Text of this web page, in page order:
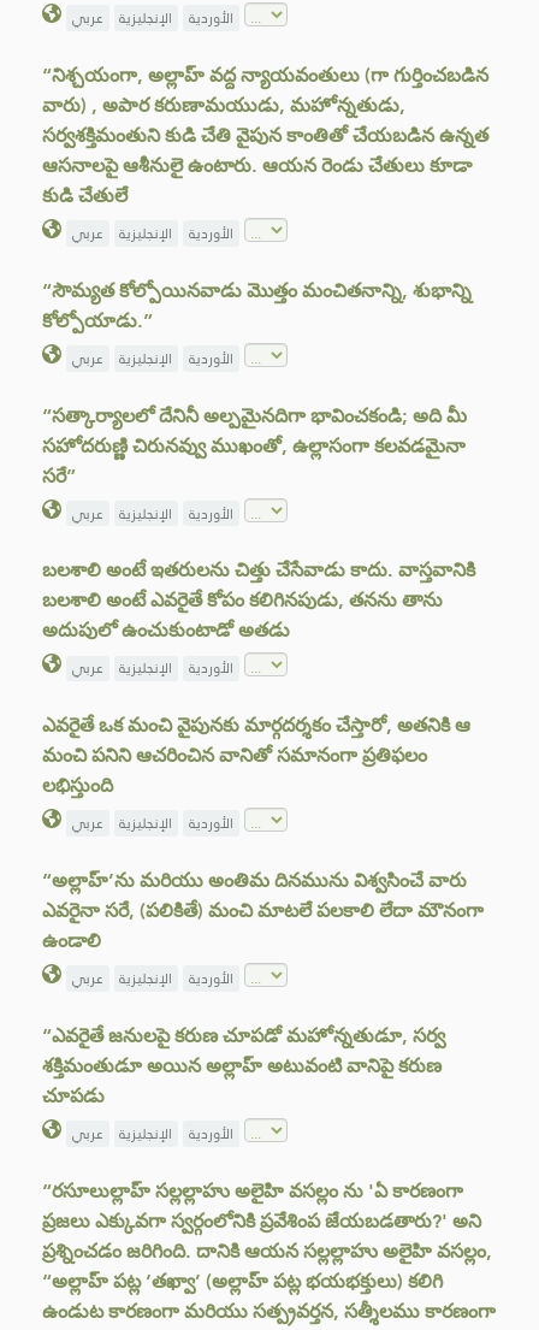
عربي الإنجليزية الأوردية
“నిశ్చయంగా, అల్లాహ్ వద్ద న్యాయవంతులు (గా గుర్తించబడిన
వారు) , అపార కరుణామయుడు, మహోన్నతుడు,
సర్వశక్తిమంతుని కుడి చేతి వైపున కాంతితో చేయబడిన ఉన్నత
ఆసనాలపై ఆశీనులై ఉంటారు. ఆయన రెండు చేతులు కూడా
కుడి చేతులే
عربي الإنجليزية الأوردية
“సౌమ్యత కోల్పోయినవాడు మొత్తం మంచితనాన్ని, శుభాన్ని
కోల్పోయాడు.”
عربي الإنجليزية الأوردية
“సత్కార్యాలలో దేనినీ అల్పమైనదిగా భావించకండి; అది మీ
సహోదరుణ్ణి చిరునవ్వు ముఖంతో, ఉల్లాసంగా కలవడమైనా
సరే”
عربي الإنجليزية الأوردية
బలశాలి అంటే ఇతరులను చిత్తు చేసేవాడు కాదు. వాస్తవానికి
బలశాలి అంటే ఎవరైతే కోపం కలిగినపుడు, తనను తాను
అదుపులో ఉంచుకుంటాడో అతడు
عربي الإنجليزية الأوردية
ఎవరైతే ఒక మంచి వైపునకు మార్గదర్శకం చేస్తారో, అతనికి ఆ
మంచి పనిని ఆచరించిన వానితో సమానంగా ప్రతిఫలం
లభిస్తుంది
عربي الإنجليزية الأوردية
“అల్లాహ్’ను మరియు అంతిమ దినమును విశ్వసించే వారు
ఎవరైనా సరే, (పలికితే) మంచి మాటలే పలకాలి లేదా మౌనంగా
ఉండాలి
عربي الإنجليزية الأوردية
“ఎవరైతే జనులపై కరుణ చూపడో మహోన్నతుడూ, సర్వ
శక్తిమంతుడూ అయిన అల్లాహ్ అటువంటి వానిపై కరుణ
చూపడు
عربي الإنجليزية الأوردية
“రసూలుల్లాహ్ సల్లల్లాహు అలైహి వసల్లం ను 'ఏ కారణంగా
ప్రజలు ఎక్కువగా స్వర్గంలోనికి ప్రవేశింప జేయబడతారు?' అని
ప్రశ్నించడం జరిగింది. దానికి ఆయన సల్లల్లాహు అలైహి వసల్లం,
“అల్లాహ్ పట్ల ‘తఖ్వా’ (అల్లాహ్ పట్ల భయభక్తులు) కలిగి
ఉండుట కారణంగా మరియు సత్ప్రవర్తన, సత్శీలము కారణంగా